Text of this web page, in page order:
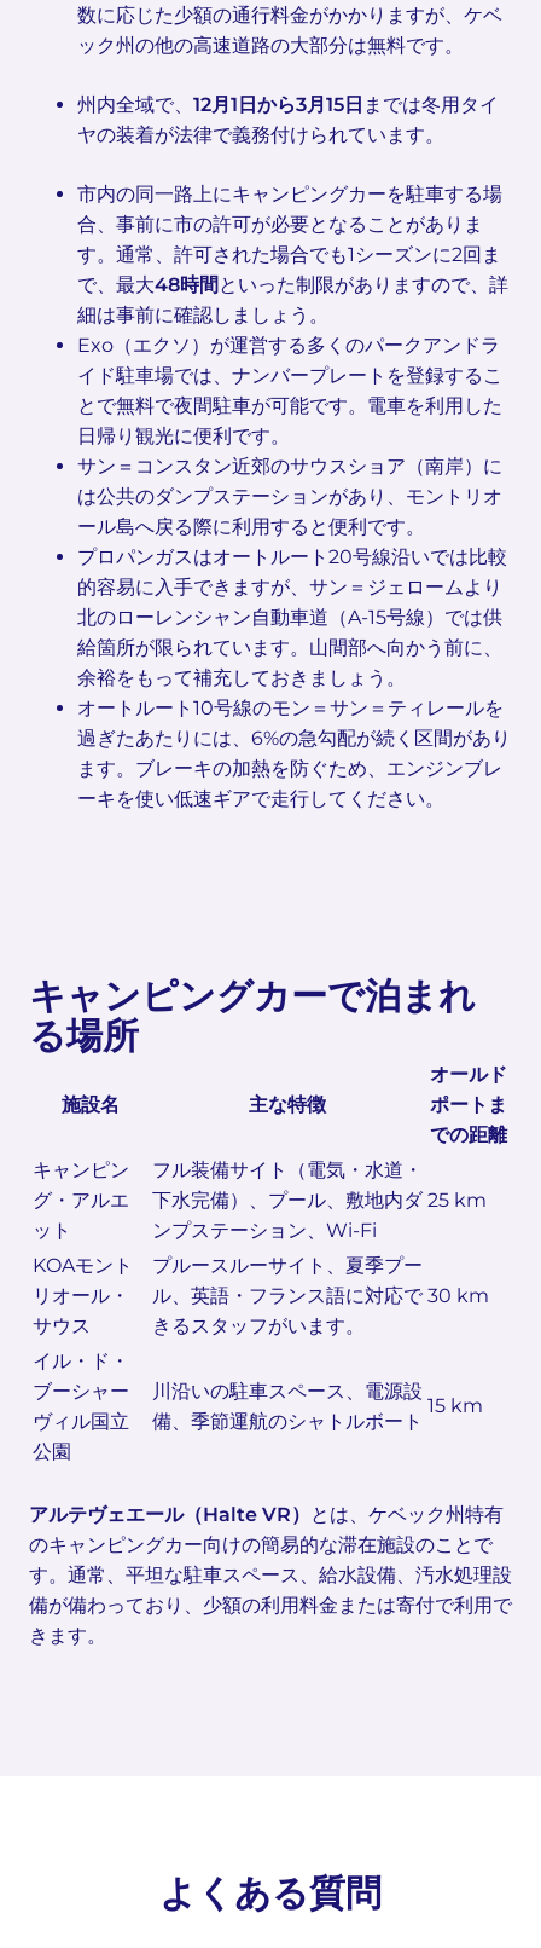
数に応じた少額の通行料金がかかりますが、ケベ
ック州の他の高速道路の大部分は無料です。
州内全域で、 12月1日から3月15日 までは冬用タイ
ヤの装着が法律で義務付けられています。
市内の同一路上にキャンピングカーを駐車する場
合、事前に市の許可が必要となることがありま
す。通常、許可された場合でも1シーズンに2回ま
で、最大48時間 といった制限がありますので、詳
細は事前に確認しましょう。
Exo（エクソ）が運営する多くのパークアンドラ
イド駐車場では、ナンバープレートを登録するこ
とで無料で夜間駐車が可能です。電車を利用した
日帰り観光に便利です。
サン＝コンスタン近郊のサウスショア（南岸）に
は公共のダンプステーションがあり、モントリオ
ール島へ戻る際に利用すると便利です。
プロパンガスはオートルート20号線沿いでは比較
的容易に入手できますが、サン＝ジェロームより
北のローレンシャン自動車道（A-15号線）では供
給箇所が限られています。山間部へ向かう前に、
余裕をもって補充しておきましょう。
オートルート10号線のモン＝サン＝ティレールを
過ぎたあたりには、6%の急勾配が続く区間があり
ます。ブレーキの加熱を防ぐため、エンジンブレ
ーキを使い低速ギアで走行してください。
キャンピングカーで泊まれ
る場所
施設名 主な特徴
オールド
ポートま
での距離
キャンピン
グ・アルエ
ット
フル装備サイト（電気・水道・
下水完備）、プール、敷地内ダ
ンプステーション、Wi-Fi
25 km
KOAモント
リオール・
サウス
プルースルーサイト、夏季プー
ル、英語・フランス語に対応で
きるスタッフがいます。
30 km
イル・ド・
ブーシャー
ヴィル国立
公園
川沿いの駐車スペース、電源設
備、季節運航のシャトルボート
15 km
アルテヴェエール（Halte VR） とは、ケベック州特有
のキャンピングカー向けの簡易的な滞在施設のことで
す。通常、平坦な駐車スペース、給水設備、汚水処理設
備が備わっており、少額の利用料金または寄付で利用で
きます。
よくある質問